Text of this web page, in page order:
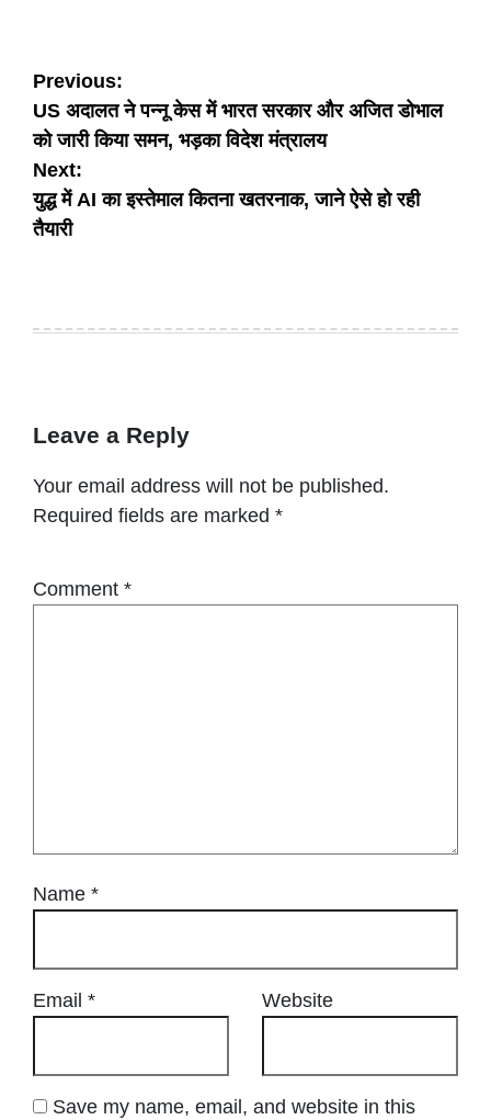
Post
navigation
Previous:
US अदालत ने पन्नू केस में भारत सरकार और अजित डोभाल
को जारी किया समन, भड़का विदेश मंत्रालय
Next:
युद्ध में AI का इस्तेमाल कितना खतरनाक, जाने ऐसे हो रही
तैयारी
Leave a Reply
Your email address will not be published.
Required fields are marked *
Comment *
Name *
Email * Website
Save my name, email, and website in this